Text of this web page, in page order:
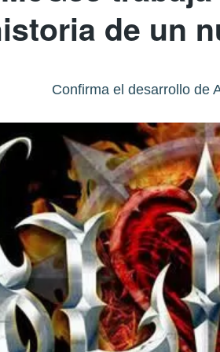
de un
Confirma el desarrollo de